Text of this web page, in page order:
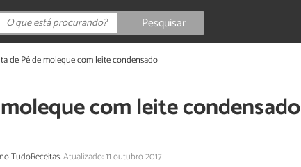
Pesquisar
de Pé de moleque com leite condensado
com leite condensado
TudoReceitas.Atualizado: 11 outubro 2017